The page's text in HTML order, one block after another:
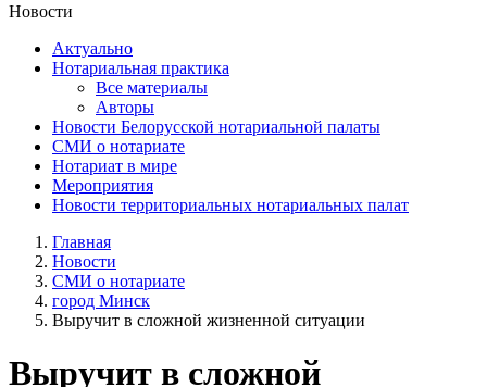
Новости
Актуально
Нотариальная практика
Все материалы
Авторы
Новости Белорусской нотариальной палаты
СМИ о нотариате
Нотариат в мире
Мероприятия
Новости территориальных нотариальных палат
Главная
Новости
СМИ о нотариате
город Минск
Выручит в сложной жизненной ситуации
Выручит в сложной